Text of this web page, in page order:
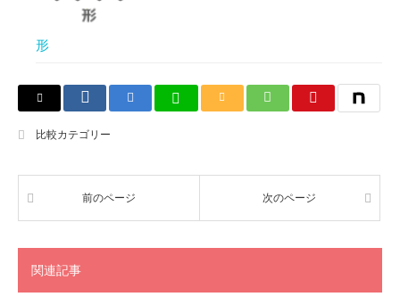
形
比較カテゴリー
前のページ 次のページ
関連記事